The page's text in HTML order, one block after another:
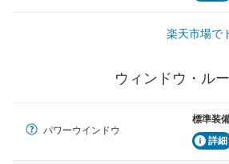
楽天市場で
ウィンドウ・ル
パワーウインドウ
標準装
詳細